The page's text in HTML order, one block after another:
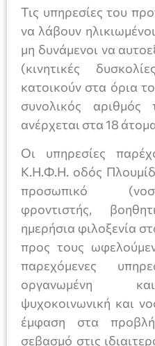
Τις υπηρεσίες του
να λάβουν
μη δυνάμενοι να
(κινητικές
κατοικούν στα όρια
συνολικός αριθμός
ανέρχεται στα 18
Οι υπηρεσίες
Κ.Η.Φ.Η. οδός
προσωπικό
φροντιστής,
ημερήσια φιλοξενία
προς τους
παρεχόμενες
οργανωμένη
ψυχοκοινωνική και
έμφαση στα
σεβασμό στις